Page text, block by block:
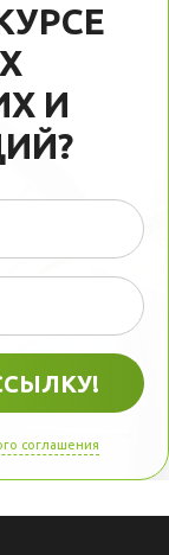
И
соглашения